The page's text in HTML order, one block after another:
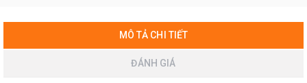
MÔ TẢ CHI TIẾT
ĐÁNH GIÁ